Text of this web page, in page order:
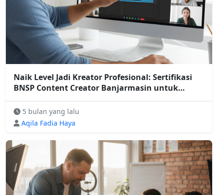
Naik Level Jadi Kreator Profesional: Sertifikasi
BNSP Content Creator Banjarmasin untuk
Kredibilitas Nyata
5 bulan yang lalu
Aqila Fadia Haya